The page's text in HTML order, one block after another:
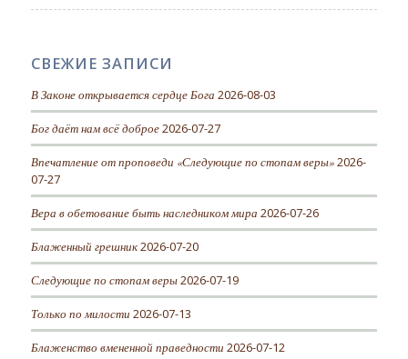
СВЕЖИЕ ЗАПИСИ
В Законе открывается сердце Бога 2026-08-03
Бог даёт нам всё доброе 2026-07-27
Впечатление от проповеди «Следующие по стопам веры» 2026-
07-27
Вера в обетование быть наследником мира 2026-07-26
Блаженный грешник 2026-07-20
Следующие по стопам веры 2026-07-19
Только по милости 2026-07-13
Блаженство вмененной праведности 2026-07-12